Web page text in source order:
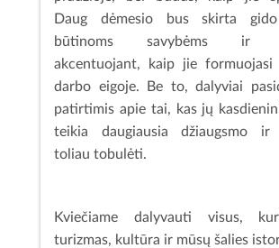
Daug dėmesio bus skirta
būtinoms savybėms ir
akcentuojant, kaip jie
darbo eigoje. Be to, dalyviai
patirtimis apie tai, kas jų
teikia daugiausia džiaugsmo ir
toliau tobulėti.
Kviečiame dalyvauti visus,
turizmas, kultūra ir mūsų šalies